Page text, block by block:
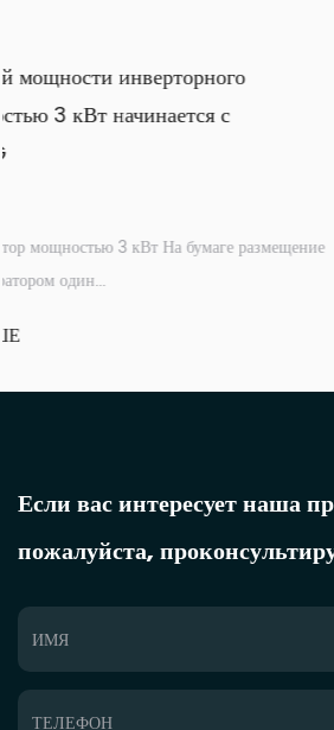
Почему перегревается
водяной насос?
Перегрев остается одной из наиболее
СМОТРЕТЬ БОЛЬШЕ
Если вас интересует наша
пожалуйста,